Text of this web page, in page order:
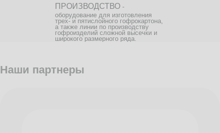
ПРОИЗВОДСТВО -
оборудование для изготовления
трех- и пятислойного гофрокартона,
а также линии по производству
гофроизделий сложной высечки и
широкого размерного ряда.
Наши партнеры